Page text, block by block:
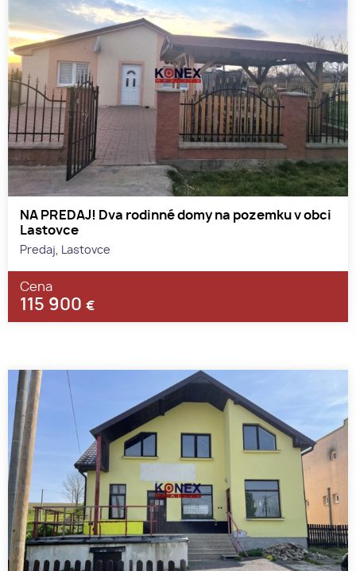
NA PREDAJ! Dva rodinné domy na pozemku v obci
Lastovce
Predaj, Lastovce
Cena
115 900 €